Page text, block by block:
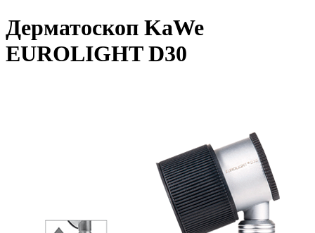
Дерматоскоп KaWe
EUROLIGHT D30